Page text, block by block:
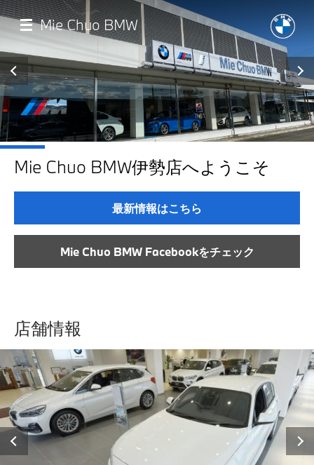
メ
イ
ン
ン
テ
ン
ツ
に
移
動
店舗一覧
モデル一覧
サービス
点検整備料金一覧
オンライン入庫予約 店舗一覧
Mie Chuo BMW
Mie Chuo BMW伊勢店へようこそ
最新情報はこちら
Mie Chuo BMW Facebookをチェック
店舗情報